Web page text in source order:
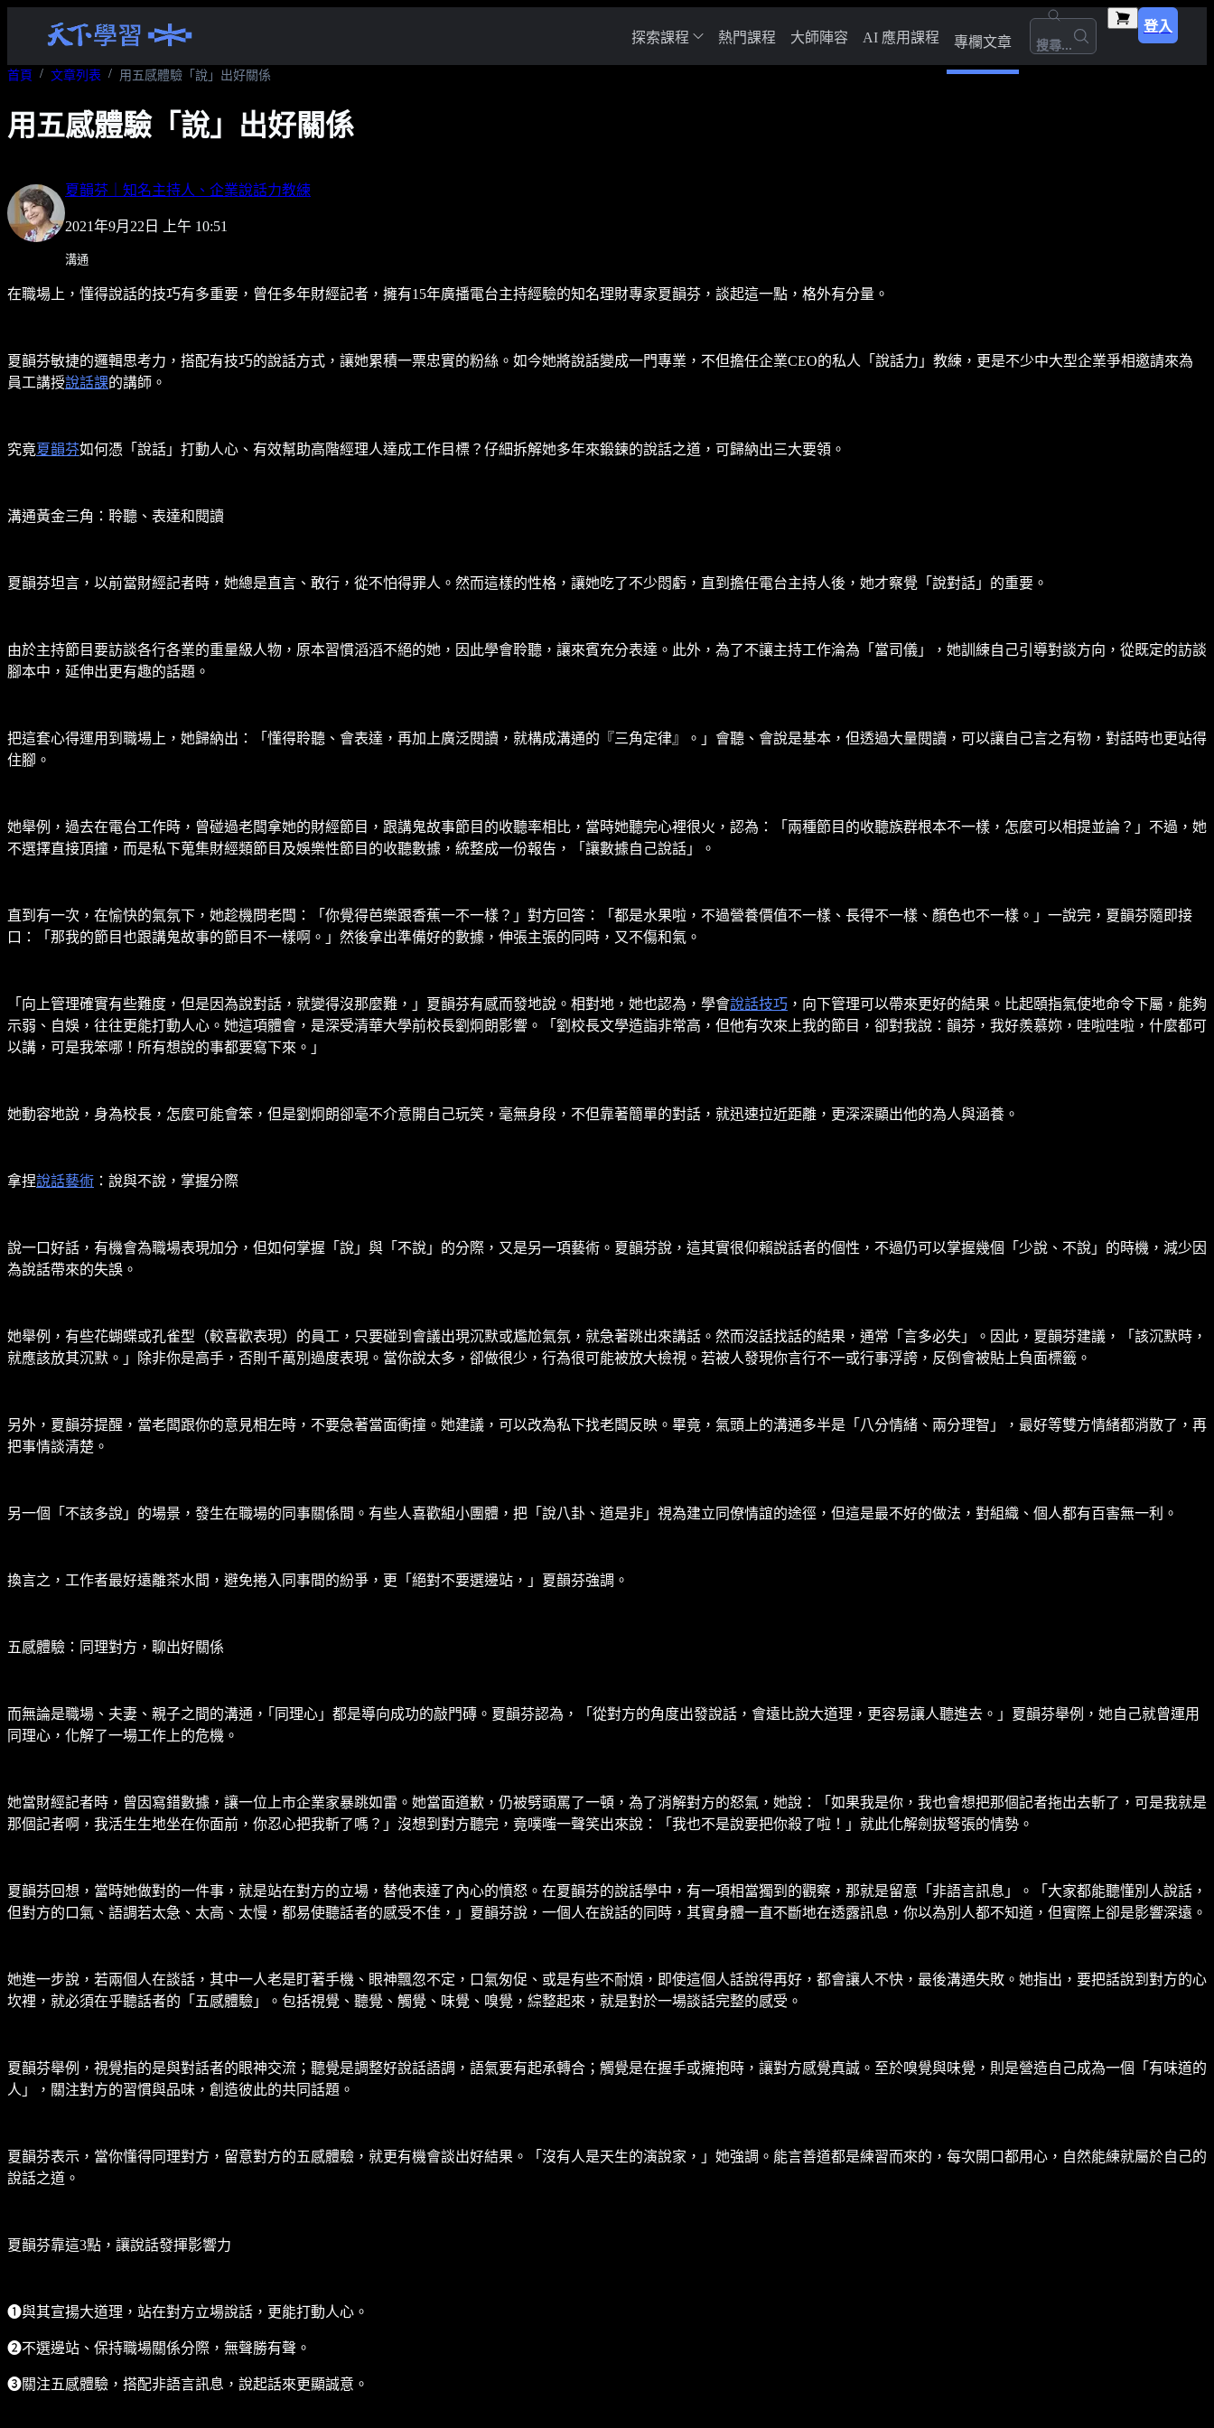
探索課程 熱門課程 大師陣容 AI 應用課程 專欄文章 搜尋...
登入
首頁 文章列表 用五感體驗「說」出好關係
用五感體驗「說」出好關係
夏韻芬｜知名主持人、企業說話力教練
2021年9月22日 上午 10:51
溝通
在職場上，懂得說話的技巧有多重要，曾任多年財經記者，擁有15年廣播電台主持經驗的知名理財專家夏韻芬，談起這一點，格外有分量。
夏韻芬敏捷的邏輯思考力，搭配有技巧的說話方式，讓她累積一票忠實的粉絲。如今她將說話變成一門專業，不但擔任企業CEO的私人「說話力」教練，更是不少中大型企業爭相邀請來為
員工講授說話課的講師。
究竟夏韻芬如何憑「說話」打動人心、有效幫助高階經理人達成工作目標？仔細拆解她多年來鍛鍊的說話之道，可歸納出三大要領。
溝通黃金三角：聆聽、表達和閱讀
夏韻芬坦言，以前當財經記者時，她總是直言、敢行，從不怕得罪人。然而這樣的性格，讓她吃了不少悶虧，直到擔任電台主持人後，她才察覺「說對話」的重要。
由於主持節目要訪談各行各業的重量級人物，原本習慣滔滔不絕的她，因此學會聆聽，讓來賓充分表達。此外，為了不讓主持工作淪為「當司儀」，她訓練自己引導對談方向，從既定的訪談
腳本中，延伸出更有趣的話題。
把這套心得運用到職場上，她歸納出：「懂得聆聽、會表達，再加上廣泛閱讀，就構成溝通的『三角定律』。」會聽、會說是基本，但透過大量閱讀，可以讓自己言之有物，對話時也更站得
住腳。
她舉例，過去在電台工作時，曾碰過老闆拿她的財經節目，跟講鬼故事節目的收聽率相比，當時她聽完心裡很火，認為：「兩種節目的收聽族群根本不一樣，怎麼可以相提並論？」不過，她
不選擇直接頂撞，而是私下蒐集財經類節目及娛樂性節目的收聽數據，統整成一份報告，「讓數據自己說話」。
直到有一次，在愉快的氣氛下，她趁機問老闆：「你覺得芭樂跟香蕉一不一樣？」對方回答：「都是水果啦，不過營養價值不一樣、長得不一樣、顏色也不一樣。」一說完，夏韻芬隨即接
口：「那我的節目也跟講鬼故事的節目不一樣啊。」然後拿出準備好的數據，伸張主張的同時，又不傷和氣。
「向上管理確實有些難度，但是因為說對話，就變得沒那麼難，」夏韻芬有感而發地說。相對地，她也認為，學會說話技巧 ，向下管理可以帶來更好的結果。比起頤指氣使地命令下屬，能夠
示弱、自娛，往往更能打動人心。她這項體會，是深受清華大學前校長劉炯朗影響。「劉校長文學造詣非常高，但他有次來上我的節目，卻對我說：韻芬，我好羨慕妳，哇啦哇啦，什麼都可
以講，可是我笨哪！所有想說的事都要寫下來。」
她動容地說，身為校長，怎麼可能會笨，但是劉炯朗卻毫不介意開自己玩笑，毫無身段，不但靠著簡單的對話，就迅速拉近距離，更深深顯出他的為人與涵養。
拿捏說話藝術 ：說與不說，掌握分際
說一口好話，有機會為職場表現加分，但如何掌握「說」與「不說」的分際，又是另一項藝術。夏韻芬說，這其實很仰賴說話者的個性，不過仍可以掌握幾個「少說、不說」的時機，減少因
為說話帶來的失誤。
她舉例，有些花蝴蝶或孔雀型（較喜歡表現）的員工，只要碰到會議出現沉默或尷尬氣氛，就急著跳出來講話。然而沒話找話的結果，通常「言多必失」。因此，夏韻芬建議，「該沉默時，
就應該放其沉默。」除非你是高手，否則千萬別過度表現。當你說太多，卻做很少，行為很可能被放大檢視。若被人發現你言行不一或行事浮誇，反倒會被貼上負面標籤。
另外，夏韻芬提醒，當老闆跟你的意見相左時，不要急著當面衝撞。她建議，可以改為私下找老闆反映。畢竟，氣頭上的溝通多半是「八分情緒、兩分理智」，最好等雙方情緒都消散了，再
把事情談清楚。
另一個「不該多說」的場景，發生在職場的同事關係間。有些人喜歡組小團體，把「說八卦、道是非」視為建立同僚情誼的途徑，但這是最不好的做法，對組織、個人都有百害無一利。
換言之，工作者最好遠離茶水間，避免捲入同事間的紛爭，更「絕對不要選邊站，」夏韻芬強調。
五感體驗：同理對方，聊出好關係
而無論是職場、夫妻、親子之間的溝通，｢同理心」都是導向成功的敲門磚。夏韻芬認為，「從對方的角度出發說話，會遠比說大道理，更容易讓人聽進去。」夏韻芬舉例，她自己就曾運用
同理心，化解了一場工作上的危機。
她當財經記者時，曾因寫錯數據，讓一位上市企業家暴跳如雷。她當面道歉，仍被劈頭罵了一頓，為了消解對方的怒氣，她說：「如果我是你，我也會想把那個記者拖出去斬了，可是我就是
那個記者啊，我活生生地坐在你面前，你忍心把我斬了嗎？」沒想到對方聽完，竟噗嗤一聲笑出來說：「我也不是說要把你殺了啦！」就此化解劍拔弩張的情勢。
夏韻芬回想，當時她做對的一件事，就是站在對方的立場，替他表達了內心的憤怒。在夏韻芬的說話學中，有一項相當獨到的觀察，那就是留意「非語言訊息」。「大家都能聽懂別人說話，
但對方的口氣、語調若太急、太高、太慢，都易使聽話者的感受不佳，」夏韻芬說，一個人在說話的同時，其實身體一直不斷地在透露訊息，你以為別人都不知道，但實際上卻是影響深遠。
她進一步說，若兩個人在談話，其中一人老是盯著手機、眼神飄忽不定，口氣匆促、或是有些不耐煩，即使這個人話說得再好，都會讓人不快，最後溝通失敗。她指出，要把話說到對方的心
坎裡，就必須在乎聽話者的「五感體驗」。包括視覺、聽覺、觸覺、味覺、嗅覺，綜整起來，就是對於一場談話完整的感受。
夏韻芬舉例，視覺指的是與對話者的眼神交流；聽覺是調整好說話語調，語氣要有起承轉合；觸覺是在握手或擁抱時，讓對方感覺真誠。至於嗅覺與味覺，則是營造自己成為一個「有味道的
人」，關注對方的習慣與品味，創造彼此的共同話題。
夏韻芬表示，當你懂得同理對方，留意對方的五感體驗，就更有機會談出好結果。「沒有人是天生的演說家，」她強調。能言善道都是練習而來的，每次開口都用心，自然能練就屬於自己的
說話之道。
夏韻芬靠這3點，讓說話發揮影響力
❶與其宣揚大道理，站在對方立場說話，更能打動人心。
❷不選邊站、保持職場關係分際，無聲勝有聲。
❸關注五感體驗，搭配非語言訊息，說起話來更顯誠意。